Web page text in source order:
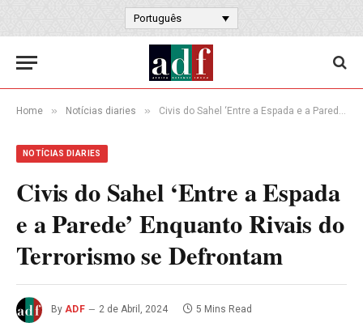
Português
Home » Notícias diaries » Civis do Sahel ‘Entre a Espada e a Parede’ Enquanto Rivais do Terrorismo se Defrontam
NOTÍCIAS DIARIES
Civis do Sahel ‘Entre a Espada
e a Parede’ Enquanto Rivais do
Terrorismo se Defrontam
By ADF 2 de Abril, 2024 5 Mins Read